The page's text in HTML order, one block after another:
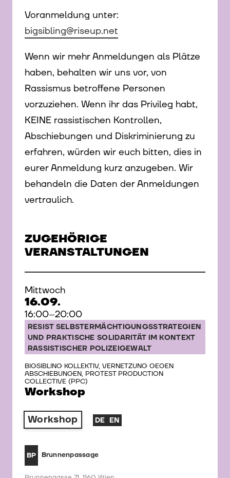
Voranmeldung unter:
bigsibling@riseup.net
Wenn wir mehr Anmeldungen als Plätze
haben, behalten wir uns vor, von
Rassismus betroffene Personen
vorzuziehen. Wenn ihr das Privileg habt,
KEINE rassistischen Kontrollen,
Abschiebungen und Diskriminierung zu
erfahren, würden wir euch bitten, dies in
eurer Anmeldung kurz anzugeben. Wir
behandeln die Daten der Anmeldungen
vertraulich.
ZUGEHÖRIGE
VERANSTALTUNGEN
Mittwoch
16.09.
16:00–20:00
RESIST SELBST­ERMÄCHTIGUNGS­STRATEGIEN
UND PRAKTISCHE SOLIDARITÄT IM KONTEXT
RASSISTISCHER POLIZEIGEWALT
BIGSIBLING KOLLEKTIV, VERNETZUNG GEGEN
ABSCHIEBUNGEN, PROTEST PRODUCTION
COLLECTIVE (PPC)
Workshop
Workshop DE EN
BP Brunnenpassage